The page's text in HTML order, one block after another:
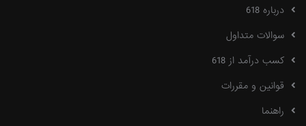
درباره 618
سوالات متداول
کسب درآمد از 618
قوانین و مقررات
راهنما